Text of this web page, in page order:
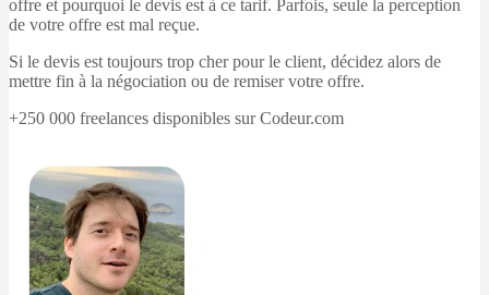
offre et pourquoi le devis est à ce tarif. Parfois, seule la perception
de votre offre est mal reçue.
Si le devis est toujours trop cher pour le client, décidez alors de
mettre fin à la négociation ou de remiser votre offre.
+250 000 freelances disponibles sur Codeur.com